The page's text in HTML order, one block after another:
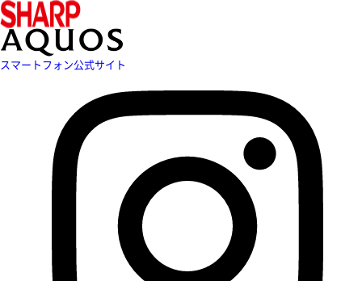
スマートフォン公式サイト